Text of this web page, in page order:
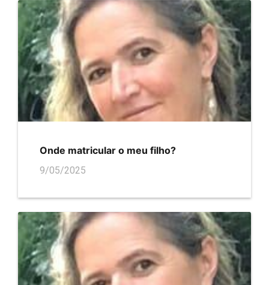
Onde matricular o meu filho?
9/05/2025